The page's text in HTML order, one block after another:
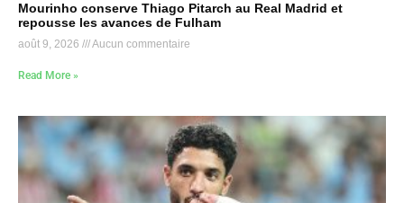
Mourinho conserve Thiago Pitarch au Real Madrid et
repousse les avances de Fulham
août 9, 2026 Aucun commentaire
Read More »